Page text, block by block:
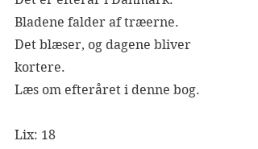
Bladene falder af træerne.
Det blæser, og dagene bliver
kortere.
Læs om efteråret i denne bog.
Lix: 18